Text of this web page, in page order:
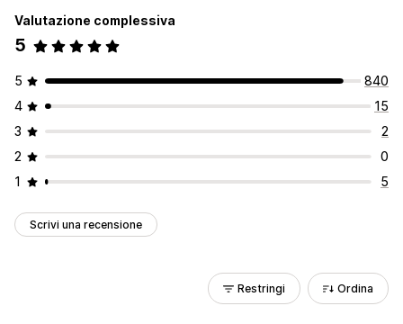
Valutazione complessiva
5
5
840
4
15
3
2
2
0
1
5
Scrivi una recensione
Restringi Ordina